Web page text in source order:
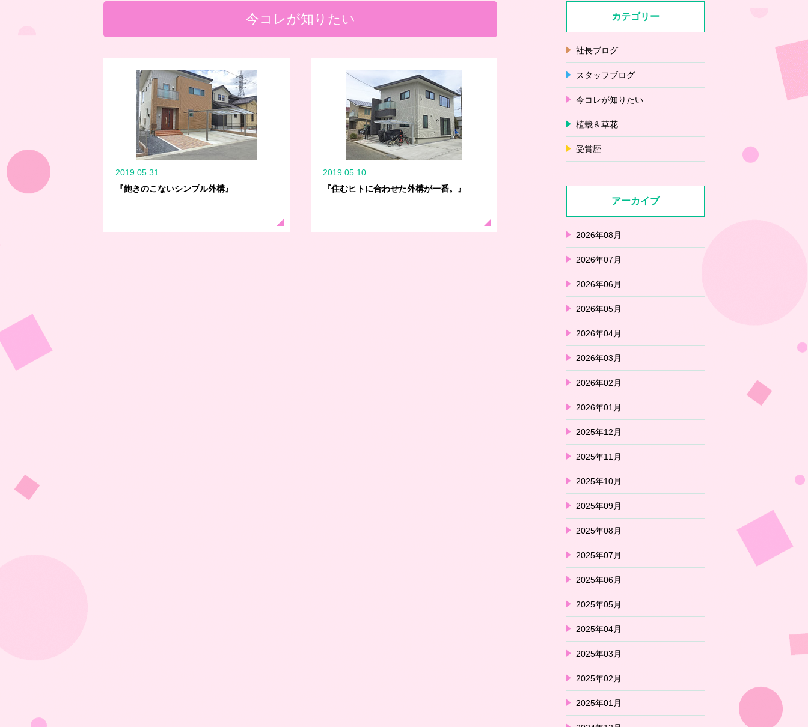
今コレが知りたい
2019.05.31
『飽きのこないシンプル外構』
2019.05.10
『住むヒトに合わせた外構が一番。』
カテゴリー
社長ブログ
スタッフブログ
今コレが知りたい
植栽＆草花
受賞歴
アーカイブ
2026年08月
2026年07月
2026年06月
2026年05月
2026年04月
2026年03月
2026年02月
2026年01月
2025年12月
2025年11月
2025年10月
2025年09月
2025年08月
2025年07月
2025年06月
2025年05月
2025年04月
2025年03月
2025年02月
2025年01月